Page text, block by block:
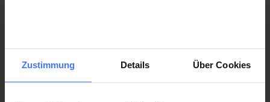
Zustimmung Details Über Cookies
gerne.